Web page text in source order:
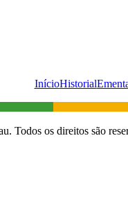
InícioHistorial
Todos os direitos são